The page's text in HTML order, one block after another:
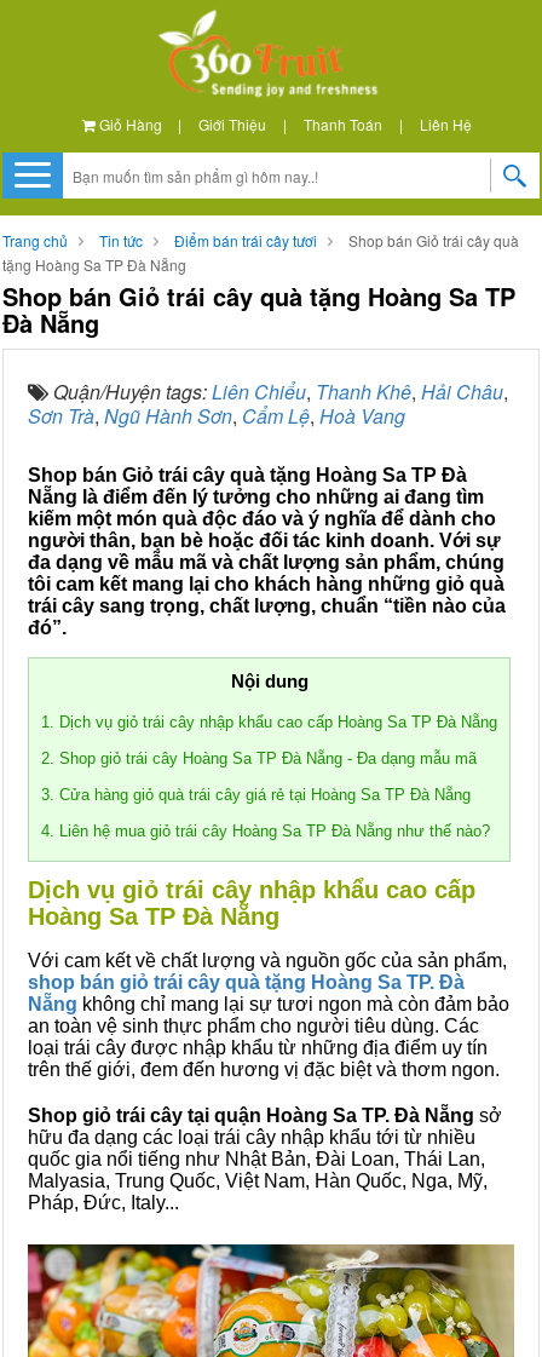
Giỏ Hàng | Giới Thiệu | Thanh Toán | Liên Hệ
Trang chủ Tin tức Điểm bán trái cây tươi
Shop bán Giỏ trái cây quà
tặng Hoàng Sa TP Đà Nẵng
Shop bán Giỏ trái cây quà tặng Hoàng Sa TP
Đà Nẵng
Quận/Huyện tags:Liên Chiểu, Thanh Khê, Hải Châu,
Sơn Trà, Ngũ Hành Sơn, Cẩm Lệ, Hoà Vang
Shop bán Giỏ trái cây quà tặng Hoàng Sa TP Đà
Nẵng là điểm đến lý tưởng cho những ai đang tìm
kiếm một món quà độc đáo và ý nghĩa để dành cho
người thân, bạn bè hoặc đối tác kinh doanh. Với sự
đa dạng về mẫu mã và chất lượng sản phẩm, chúng
tôi cam kết mang lại cho khách hàng những giỏ quà
trái cây sang trọng, chất lượng, chuẩn “tiền nào của
đó”.
Nội dung
1. Dịch vụ giỏ trái cây nhập khẩu cao cấp Hoàng Sa TP Đà Nẵng
2. Shop giỏ trái cây Hoàng Sa TP Đà Nẵng - Đa dạng mẫu mã
3. Cửa hàng giỏ quà trái cây giá rẻ tại Hoàng Sa TP Đà Nẵng
4. Liên hệ mua giỏ trái cây Hoàng Sa TP Đà Nẵng như thế nào?
Dịch vụ giỏ trái cây nhập khẩu cao cấp
Hoàng Sa TP Đà Nẵng
Với cam kết về chất lượng và nguồn gốc của sản phẩm,
shop bán giỏ trái cây quà tặng Hoàng Sa TP. Đà
Nẵng không chỉ mang lại sự tươi ngon mà còn đảm bảo
an toàn vệ sinh thực phẩm cho người tiêu dùng. Các
loại trái cây được nhập khẩu từ những địa điểm uy tín
trên thế giới, đem đến hương vị đặc biệt và thơm ngon.
Shop giỏ trái cây tại quận Hoàng Sa TP. Đà Nẵng sở
hữu đa dạng các loại trái cây nhập khẩu tới từ nhiều
quốc gia nổi tiếng như Nhật Bản, Đài Loan, Thái Lan,
Malyasia, Trung Quốc, Việt Nam, Hàn Quốc, Nga, Mỹ,
Pháp, Đức, Italy...